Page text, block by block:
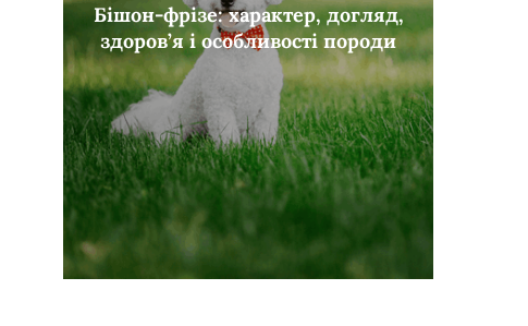
Бішон-фрізе: характер, догляд,
здоров’я і особливості породи